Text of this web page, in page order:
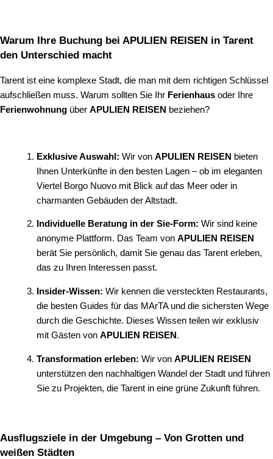
Warum Ihre Buchung bei APULIEN REISEN in Tarent
den Unterschied macht
Tarent ist eine komplexe Stadt, die man mit dem richtigen Schlüssel
aufschließen muss. Warum sollten Sie Ihr Ferienhaus oder Ihre
Ferienwohnung über APULIEN REISEN beziehen?
Exklusive Auswahl: Wir von APULIEN REISEN bieten
Ihnen Unterkünfte in den besten Lagen – ob im eleganten
Viertel Borgo Nuovo mit Blick auf das Meer oder in
charmanten Gebäuden der Altstadt.
Individuelle Beratung in der Sie-Form: Wir sind keine
anonyme Plattform. Das Team von APULIEN REISEN
berät Sie persönlich, damit Sie genau das Tarent erleben,
das zu Ihren Interessen passt.
Insider-Wissen: Wir kennen die versteckten Restaurants,
die besten Guides für das MArTA und die sichersten Wege
durch die Geschichte. Dieses Wissen teilen wir exklusiv
mit Gästen von APULIEN REISEN .
Transformation erleben: Wir von APULIEN REISEN
unterstützen den nachhaltigen Wandel der Stadt und führen
Sie zu Projekten, die Tarent in eine grüne Zukunft führen.
Ausflugsziele in der Umgebung – Von Grotten und
weißen Städten